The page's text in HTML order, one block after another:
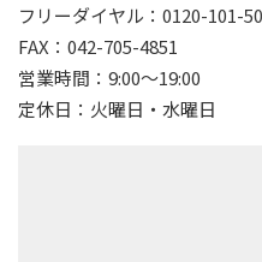
フリーダイヤル：0120-101-
FAX：042-705-4851
営業時間：9:00～19:00
定休日：火曜日・水曜日